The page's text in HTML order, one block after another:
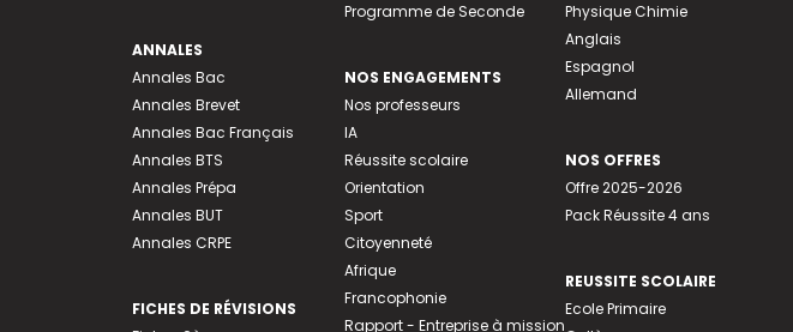
ANNALES
Annales Bac
Annales Brevet
Annales Bac Français
Annales BTS
Annales Prépa
Annales BUT
Annales CRPE
FICHES DE RÉVISIONS
Programme de Seconde
NOS ENGAGEMENTS
Nos professeurs
IA
Réussite scolaire
Orientation
Sport
Citoyenneté
Afrique
Francophonie
Rapport - Entreprise à mission
Physique Chimie
Anglais
Espagnol
Allemand
NOS OFFRES
Offre 2025-2026
Pack Réussite 4 ans
REUSSITE SCOLAIRE
Ecole Primaire